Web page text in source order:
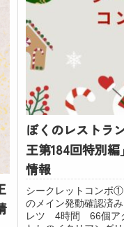
ぼくのレストラ
王第184回特別
情報
シークレットコンボ
のメイン発動確認済
レツ 4時間 66個ア